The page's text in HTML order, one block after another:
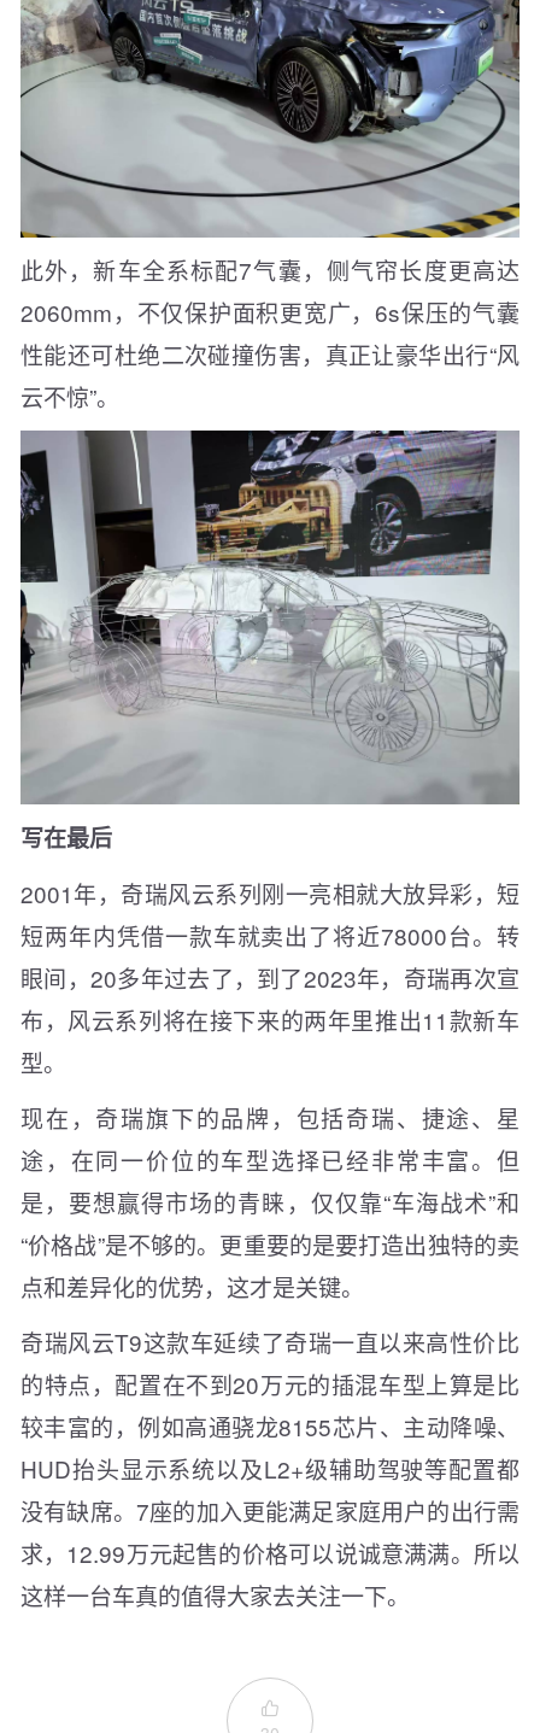
此外，新车全系标配7气囊，侧气帘长度更高达
2060mm，不仅保护面积更宽广，6s保压的气囊
性能还可杜绝二次碰撞伤害，真正让豪华出行“风
云不惊”。
写在最后
2001年，奇瑞风云系列刚一亮相就大放异彩，短
短两年内凭借一款车就卖出了将近78000台。转
眼间，20多年过去了，到了2023年，奇瑞再次宣
布，风云系列将在接下来的两年里推出11款新车
型。
现在，奇瑞旗下的品牌，包括奇瑞、捷途、星
途，在同一价位的车型选择已经非常丰富。但
是，要想赢得市场的青睐，仅仅靠“车海战术”和
“价格战”是不够的。更重要的是要打造出独特的卖
点和差异化的优势，这才是关键。
奇瑞风云T9这款车延续了奇瑞一直以来高性价比
的特点，配置在不到20万元的插混车型上算是比
较丰富的，例如高通骁龙8155芯片、主动降噪、
HUD抬头显示系统以及L2+级辅助驾驶等配置都
没有缺席。7座的加入更能满足家庭用户的出行需
求，12.99万元起售的价格可以说诚意满满。所以
这样一台车真的值得大家去关注一下。
